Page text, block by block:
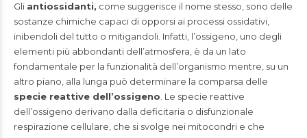
Gli antiossidanti, come suggerisce il nome stesso, sono delle
sostanze chimiche capaci di opporsi ai processi ossidativi,
inibendoli del tutto o mitigandoli. Infatti, l’ossigeno, uno degli
elementi più abbondanti dell’atmosfera, è da un lato
fondamentale per la funzionalità dell’organismo mentre, su un
altro piano, alla lunga può determinare la comparsa delle
specie reattive dell’ossigeno . Le specie reattive
dell’ossigeno derivano dalla deficitaria o disfunzionale
respirazione cellulare, che si svolge nei mitocondri e che